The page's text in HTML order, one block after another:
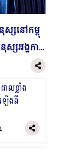
សនៅកម្ពុ
សអង្គការ
នៅខែក្រោ
លខ្លាំង
ើងពី